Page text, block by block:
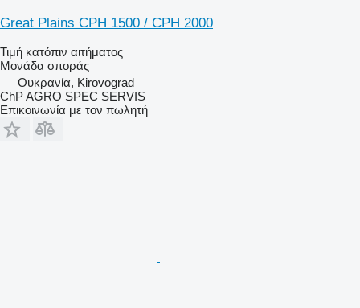
Great Plains CPH 1500 / CPH 2000
Τιμή κατόπιν αιτήματος
Μονάδα σποράς
Ουκρανία, Kirovograd
ChP AGRO SPEC SERVIS
Επικοινωνία με τον πωλητή